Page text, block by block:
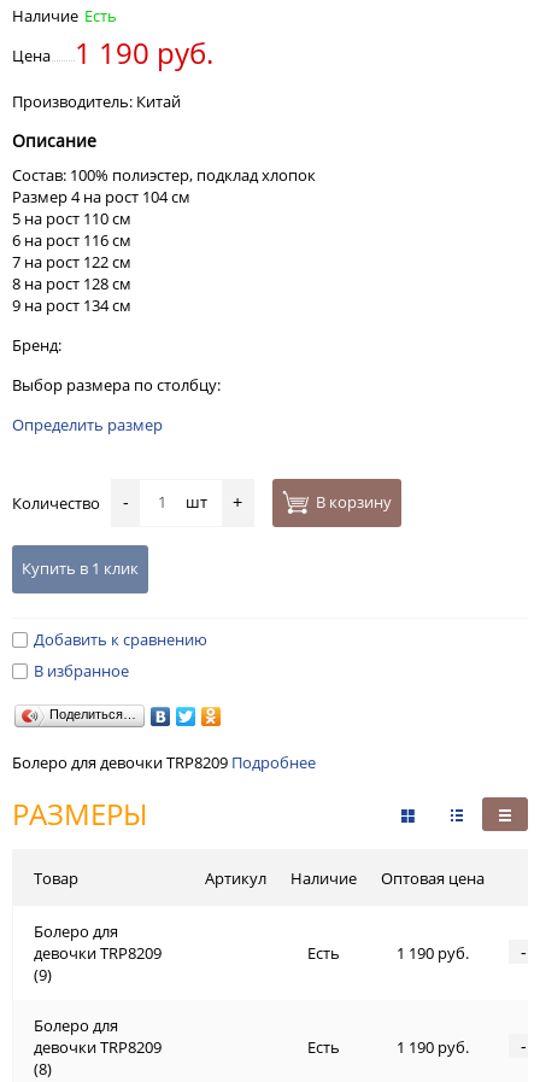
Наличие Есть
Цена
1 190 руб.
Производитель: Китай
Описание
Состав: 100% полиэстер, подклад хлопок
Размер 4 на рост 104 см
5 на рост 110 см
6 на рост 116 см
7 на рост 122 см
8 на рост 128 см
9 на рост 134 см
Бренд:
Выбор размера по столбцу:
Определить размер
Количество - шт + В корзину
Купить в 1 клик
Добавить к сравнению
В избранное
Поделиться…
Болеро для девочки TRP8209 Подробнее
РАЗМЕРЫ
Товар
Болеро для
девочки TRP8209
(9)
Болеро для
девочки TRP8209
(8)
Артикул Наличие Оптовая цена
Есть 1 190 руб. -
Есть 1 190 руб. -